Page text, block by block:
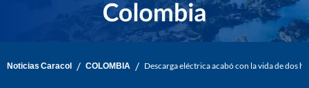
Noticias Caracol / COLOMBIA / Descarga eléctrica acabó con la vida de dos